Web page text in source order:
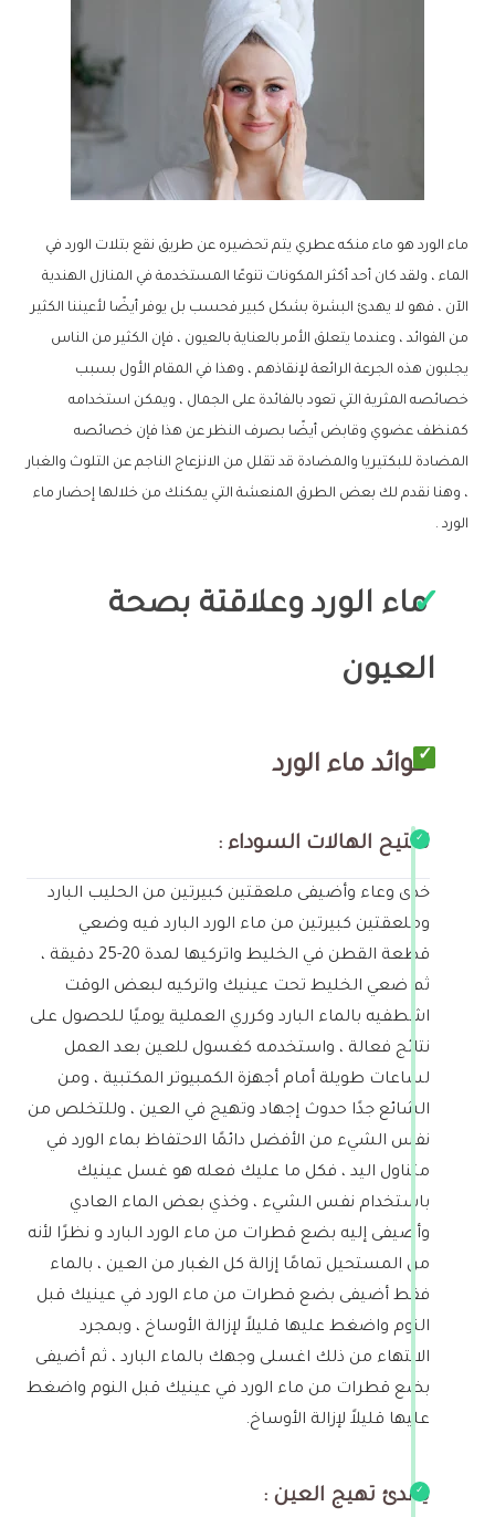
ماء الورد هو ماء منكه عطري يتم تحضيره عن طريق نقع بتلات الورد في
الماء ، ولقد كان أحد أكثر المكونات تنوعًا المستخدمة في المنازل الهندية
الآن ، فهو لا يهدئ البشرة بشكل كبير فحسب بل يوفر أيضًا لأعيننا الكثير
من الفوائد ، وعندما يتعلق الأمر بالعناية بالعيون ، فإن الكثير من الناس
يجلبون هذه الجرعة الرائعة لإنقاذهم ، وهذا في المقام الأول بسبب
خصائصه المثرية التي تعود بالفائدة على الجمال ، ويمكن استخدامه
كمنظف عضوي وقابض أيضًا بصرف النظر عن هذا فإن خصائصه
المضادة للبكتيريا والمضادة قد تقلل من الانزعاج الناجم عن التلوث والغبار
، وهنا نقدم لك بعض الطرق المنعشة التي يمكنك من خلالها إحضار ماء
الورد .
ماء الورد وعلاقتة بصحة
العيون
فوائد ماء الورد
تفتيح الهالات السوداء :
خذى وعاء وأضيفى ملعقتين كبيرتين من الحليب البارد
وملعقتين كبيرتين من ماء الورد البارد فيه وضعي
قطعة القطن في الخليط واتركيها لمدة 20-25 دقيقة ،
ثم ضعي الخليط تحت عينيك واتركيه لبعض الوقت
اشطفيه بالماء البارد وكرري العملية يوميًا للحصول على
نتائج فعالة ، واستخدمه كغسول للعين بعد العمل
لساعات طويلة أمام أجهزة الكمبيوتر المكتبية ، ومن
الشائع جدًا حدوث إجهاد وتهيج في العين ، وللتخلص من
نفس الشيء من الأفضل دائمًا الاحتفاظ بماء الورد في
متناول اليد ، فكل ما عليك فعله هو غسل عينيك
باستخدام نفس الشيء ، وخذي بعض الماء العادي
وأضيفى إليه بضع قطرات من ماء الورد البارد و ‏نظرًا لأنه
من المستحيل تمامًا إزالة كل الغبار من العين ، بالماء
فقط أضيفى بضع قطرات من ماء الورد في عينيك قبل
النوم واضغط عليها قليلاً لإزالة الأوساخ ، وبمجرد
الانتهاء من ذلك اغسلى وجهك بالماء البارد ، ثم أضيفى
بضع قطرات من ماء الورد في عينيك قبل النوم واضغط
عليها قليلاً لإزالة الأوساخ.
يهدئ تهيج العين :